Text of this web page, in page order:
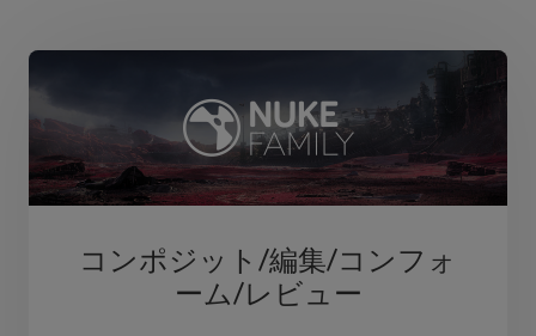
コンポジット/編集/コンフォ
ーム/レビュー